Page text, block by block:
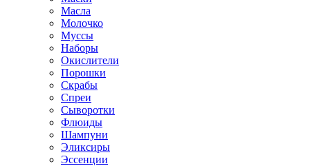
Масла
Молочко
Муссы
Наборы
Окислители
Порошки
Скрабы
Спреи
Сыворотки
Флюиды
Шампуни
Эликсиры
Эссенции